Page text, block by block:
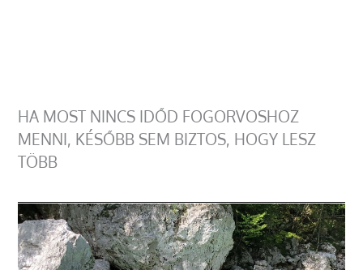
HA MOST NINCS IDŐD FOGORVOSHOZ
MENNI, KÉSŐBB SEM BIZTOS, HOGY LESZ
TÖBB